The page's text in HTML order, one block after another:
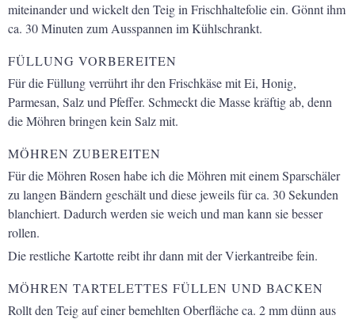
miteinander und wickelt den Teig in Frischhaltefolie ein. Gönnt ihm
ca. 30 Minuten zum Ausspannen im Kühlschrankt.
FÜLLUNG VORBEREITEN
Für die Füllung verrührt ihr den Frischkäse mit Ei, Honig,
Parmesan, Salz und Pfeffer. Schmeckt die Masse kräftig ab, denn
die Möhren bringen kein Salz mit.
MÖHREN ZUBEREITEN
Für die Möhren Rosen habe ich die Möhren mit einem Sparschäler
zu langen Bändern geschält und diese jeweils für ca. 30 Sekunden
blanchiert. Dadurch werden sie weich und man kann sie besser
rollen.
Die restliche Kartotte reibt ihr dann mit der Vierkantreibe fein.
MÖHREN TARTELETTES FÜLLEN UND BACKEN
Rollt den Teig auf einer bemehlten Oberfläche ca. 2 mm dünn aus